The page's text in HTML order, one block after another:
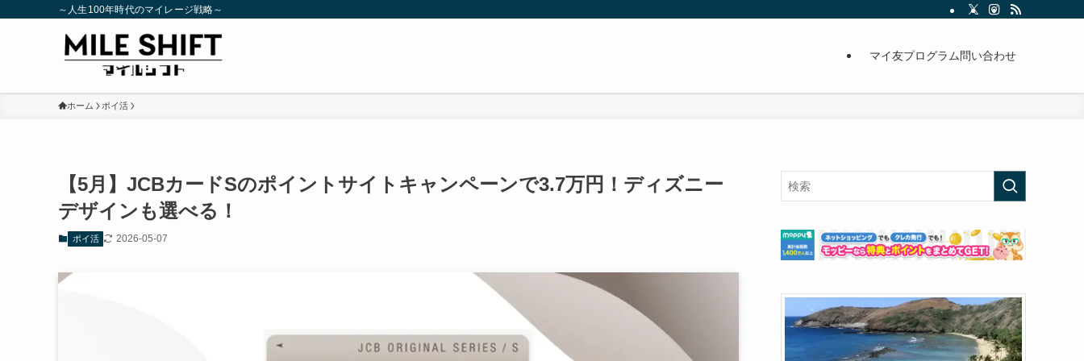
～人生100年時代のマイレージ戦略～
マイ友プログラム問い合わせ
ホーム ポイ活
【5月】JCBカードSのポイントサイトキャンペーンで3.7万円！ディズニー
デザインも選べる！
ポイ活 2026-05-07